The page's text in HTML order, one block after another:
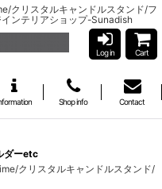
クリスタルキャンドルスタンド/フ
ンテリアショップ-Sunadish
Log in Cart
Shop info Contact
ダーetc
クリスタルキャンドルスタンド/